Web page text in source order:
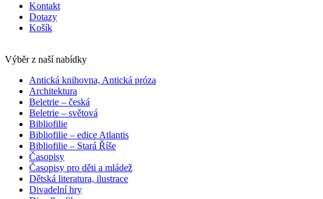
Kontakt
Dotazy
Košík
Výběr z naší nabídky
Antická knihovna, Antická próza
Architektura
Beletrie – česká
Beletrie – světová
Bibliofilie
Bibliofilie – edice Atlantis
Bibliofilie – Stará Říše
Časopisy
Časopisy pro děti a mládež
Dětská literatura, ilustrace
Divadelní hry